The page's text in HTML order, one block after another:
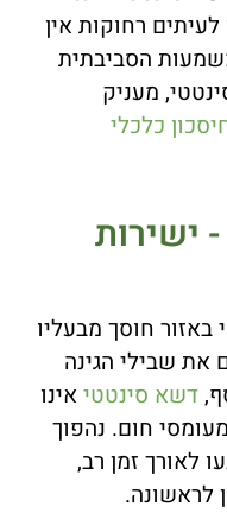
רחוקות אין
הסביבתית
מעניק
כלכלי
ישירות
חוסך מבעליו
את שבילי הגינה
דשא סינטטי אינו
חום. נהפוך
לאורך זמן רב,
לראשונה.